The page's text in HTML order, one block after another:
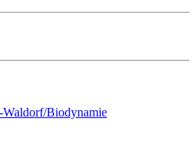
Waldorf/Biodynamie